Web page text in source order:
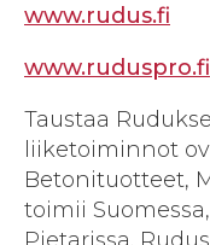
www.rudus.fi
www.ruduspro.fi
Taustaa
liiketoiminnot
Betonituotteet,
toimii
Pietarissa.